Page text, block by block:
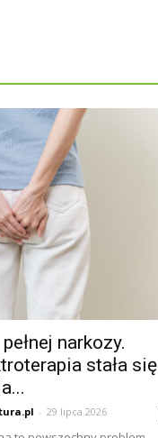
narkozy.
stała się
- 29 lipca 2026